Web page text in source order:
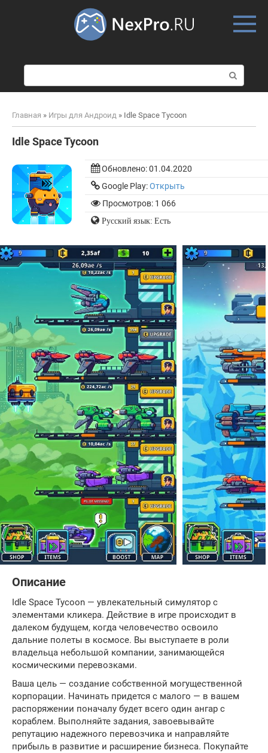
о
и
к
Главная » Игры для Андроид » Idle Space Tycoon
Idle Space Tycoon
Обновлено:01.04.2020
Google Play:Открыть
Просмотров: 1 066
Русский язык: Есть
Описание
Idle Space Tycoon — увлекательный симулятор с
элементами кликера. Действие в игре происходит в
далеком будущем, когда человечество освоило
дальние полеты в космосе. Вы выступаете в роли
владельца небольшой компании, занимающейся
космическими перевозками.
Ваша цель — создание собственной могущественной
корпорации. Начинать придется с малого — в вашем
распоряжении поначалу будет всего один ангар с
кораблем. Выполняйте задания, завоевывайте
репутацию надежного перевозчика и направляйте
прибыль в развитие и расширение бизнеса. Покупайте